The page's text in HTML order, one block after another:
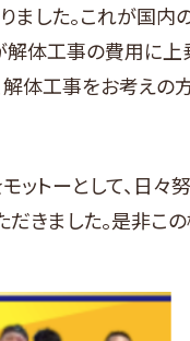
ました。これが国
解体工事の費用に上
解体工事をお考えの
ットーとして、日々
きました。是非この